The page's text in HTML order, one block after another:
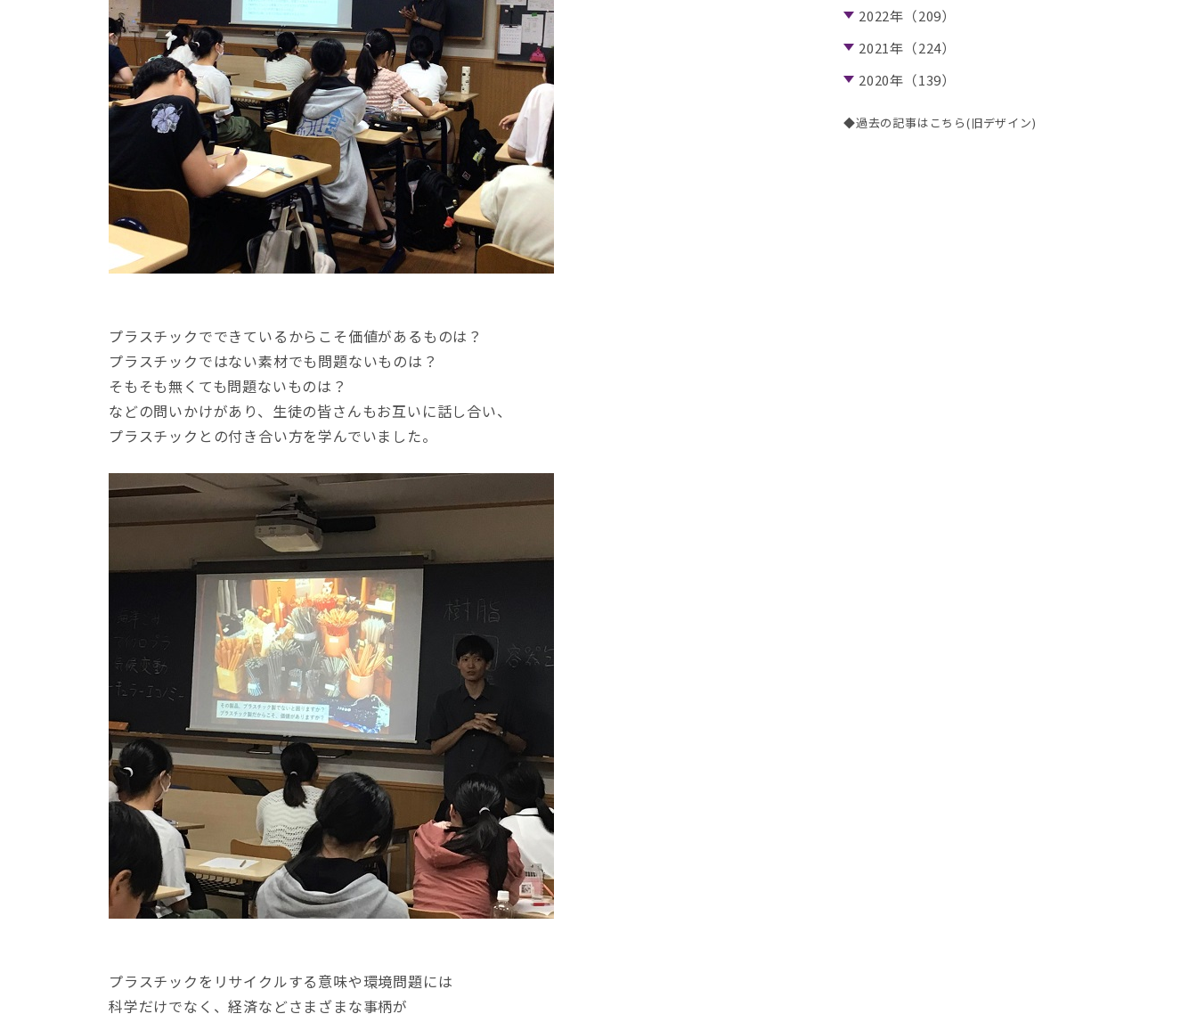
プラスチックでできているからこそ価値があるものは？
プラスチックではない素材でも問題ないものは？
そもそも無くても問題ないものは？
などの問いかけがあり、生徒の皆さんもお互いに話し合い、
プラスチックとの付き合い方を学んでいました。
プラスチックをリサイクルする意味や環境問題には
科学だけでなく、経済などさまざまな事柄が
2022年（209）
2021年（224）
2020年（139）
◆過去の記事はこちら(旧デザイン)